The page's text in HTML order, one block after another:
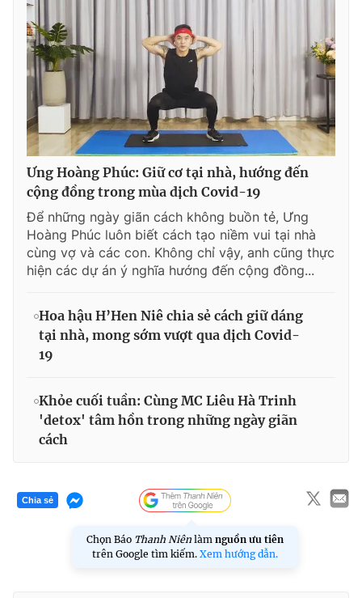
Ưng Hoàng Phúc: Giữ cơ tại nhà, hướng đến
cộng đồng trong mùa dịch Covid-19
Để những ngày giãn cách không buồn tẻ, Ưng
Hoàng Phúc luôn biết cách tạo niềm vui tại nhà
cùng vợ và các con. Không chỉ vậy, anh cũng thực
hiện các dự án ý nghĩa hướng đến cộng đồng...
Hoa hậu H’Hen Niê chia sẻ cách giữ dáng
tại nhà, mong sớm vượt qua dịch Covid-
19
Khỏe cuối tuần: Cùng MC Liêu Hà Trinh
'detox' tâm hồn trong những ngày giãn
cách
Chia sẻ
Chọn Báo Thanh Niên làm nguồn ưu tiên
trên Google tìm kiếm. Xem hướng dẫn.